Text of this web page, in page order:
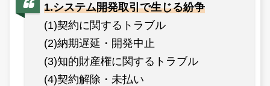
1.システム開発取引で生じる紛争
(1)契約に関するトラブル
(2)納期遅延・開発中止
(3)知的財産権に関するトラブル
(4)契約解除・未払い